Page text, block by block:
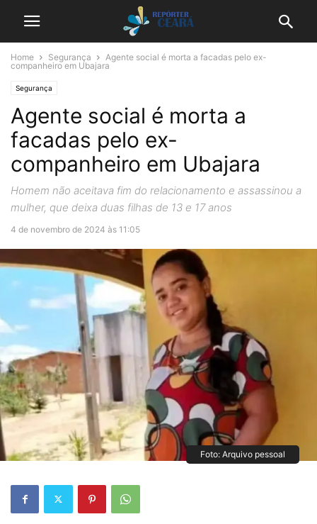
Home Segurança
Agente social é morta a facadas pelo ex-
companheiro em Ubajara
Segurança
Agente social é morta a
facadas pelo ex-
companheiro em Ubajara
Homem não aceitava fim do relacionamento e assassinou a
mulher, que deixa duas filhas de 13 e 17 anos
4 de novembro de 2024 às 11:05
Foto: Arquivo pessoal